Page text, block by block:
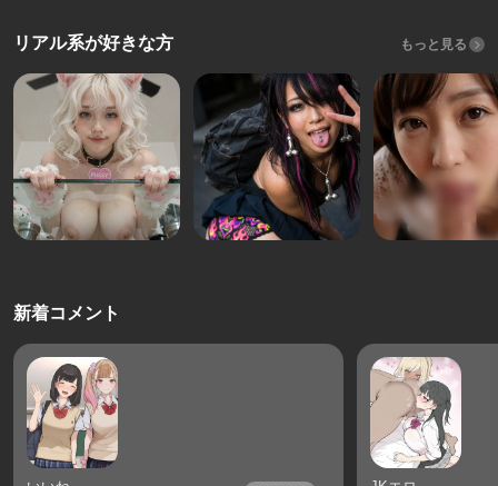
リアル系が好きな方 もっと見る
新着コメント